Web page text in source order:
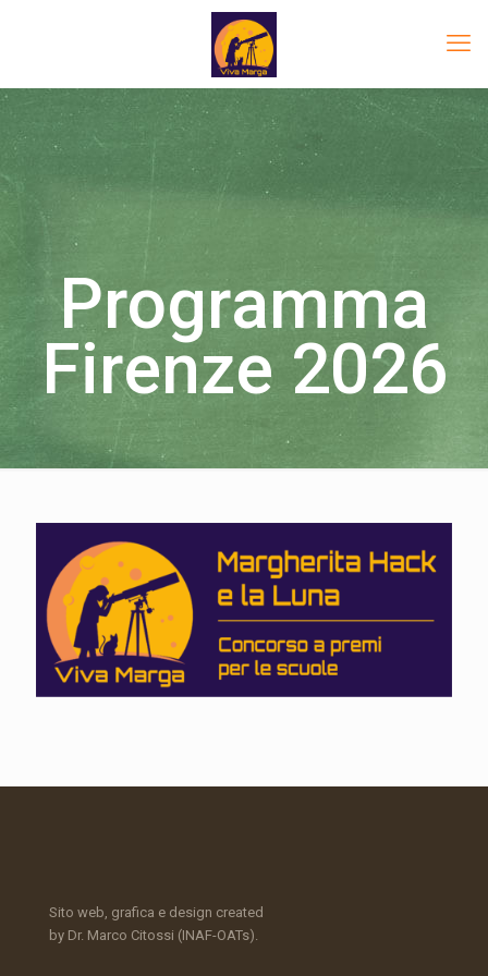
Programma
Firenze 2026
Sito web, grafica e design created
by Dr. Marco Citossi (INAF-OATs).